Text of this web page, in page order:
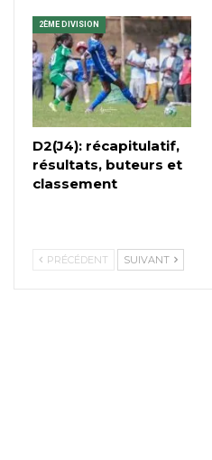
2ÈME DIVISION
D2(J4): récapitulatif,
résultats, buteurs et
classement
PRÉCÉDENT SUIVANT